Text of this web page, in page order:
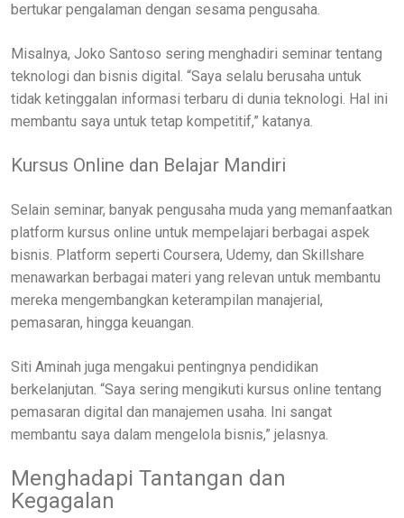
bertukar pengalaman dengan sesama pengusaha.
Misalnya, Joko Santoso sering menghadiri seminar tentang
teknologi dan bisnis digital. “Saya selalu berusaha untuk
tidak ketinggalan informasi terbaru di dunia teknologi. Hal ini
membantu saya untuk tetap kompetitif,” katanya.
Kursus Online dan Belajar Mandiri
Selain seminar, banyak pengusaha muda yang memanfaatkan
platform kursus online untuk mempelajari berbagai aspek
bisnis. Platform seperti Coursera, Udemy, dan Skillshare
menawarkan berbagai materi yang relevan untuk membantu
mereka mengembangkan keterampilan manajerial,
pemasaran, hingga keuangan.
Siti Aminah juga mengakui pentingnya pendidikan
berkelanjutan. “Saya sering mengikuti kursus online tentang
pemasaran digital dan manajemen usaha. Ini sangat
membantu saya dalam mengelola bisnis,” jelasnya.
Menghadapi Tantangan dan
Kegagalan